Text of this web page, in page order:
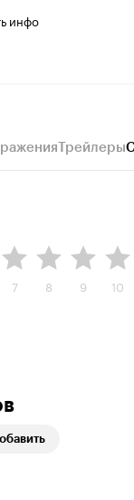
инфо
Трейлеры
7 8 9 10